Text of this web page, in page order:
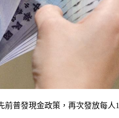
普發現金政策，再次發放每人